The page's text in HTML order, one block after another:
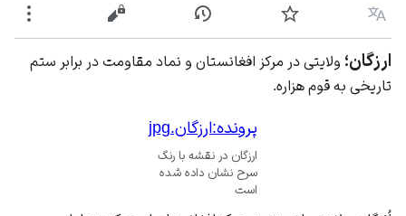
زبان پیگیری نمایش تاریخچهنمایش مبدأ
ارزگان؛ ولایتی در مرکز افغانستان و نماد مقاومت در برابر ستم
تاریخی به قوم هزاره.
پرونده:ارزگان.jpg
ارزگان در نقشه با رنگ
سرح نشان داده شده
است